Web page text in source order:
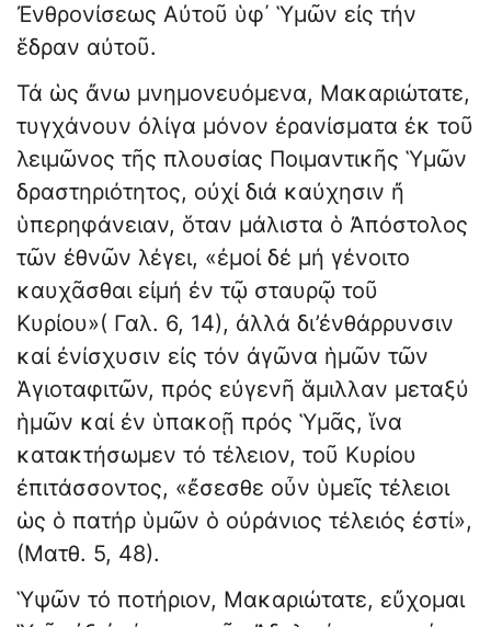
Ἐνθρονίσεως Αὐτοῦ ὑφ΄ Ὑμῶν εἰς τήν
ἕδραν αὐτοῦ.
Τά ὡς ἄνω μνημονευόμενα, Μακαριώτατε,
τυγχάνουν ὀλίγα μόνον ἐρανίσματα ἐκ τοῦ
λειμῶνος τῆς πλουσίας Ποιμαντικῆς Ὑμῶν
δραστηριότητος, οὐχί διά καύχησιν ἤ
ὑπερηφάνειαν, ὅταν μάλιστα ὁ Ἀπόστολος
τῶν ἐθνῶν λέγει, «ἐμοί δέ μή γένοιτο
καυχᾶσθαι εἰμή ἐν τῷ σταυρῷ τοῦ
Κυρίου»( Γαλ. 6, 14), ἀλλά δι’ἐνθάρρυνσιν
καί ἐνίσχυσιν εἰς τόν ἀγῶνα ἡμῶν τῶν
Ἁγιοταφιτῶν, πρός εὐγενῆ ἅμιλλαν μεταξύ
ἡμῶν καί ἐν ὑπακοῇ πρός Ὑμᾶς, ἵνα
κατακτήσωμεν τό τέλειον, τοῦ Κυρίου
ἐπιτάσσοντος, «ἔσεσθε οὖν ὑμεῖς τέλειοι
ὡς ὁ πατήρ ὑμῶν ὁ οὐράνιος τέλειός ἐστί»,
(Ματθ. 5, 48).
Ὑψῶν τό ποτήριον, Μακαριώτατε, εὔχομαι